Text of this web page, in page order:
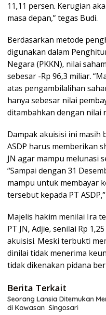
11,11 persen. Kerugian
masa depan,” tegas Budi.
Berdasarkan metode
digunakan dalam
Negara (PKKN), nilai
sebesar -Rp 96,3 miliar.
atas pengambilalihan
hanya sebesar nilai
ditambahkan dengan nilai
Dampak akuisisi ini masih
ASDP harus memberikan
JN agar mampu melunasi
“Sampai dengan 31
mampu untuk membayar
tersebut kepada PT
Majelis hakim menilai Ira
PT JN, Adjie, senilai Rp
akuisisi. Meski terbukti
dinilai tidak menerima
tidak dikenakan pidana
Berita Terkait
Seorang Lansia Ditemukan
di Kawasan Singosari